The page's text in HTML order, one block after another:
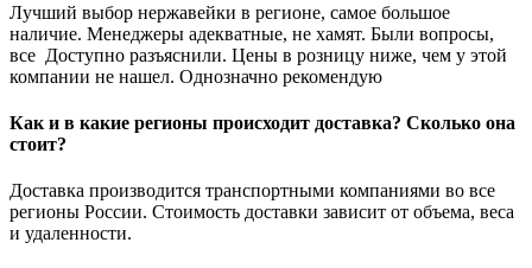
Лучший выбор нержавейки в регионе, самое большое
наличие. Менеджеры адекватные, не хамят. Были вопросы,
все Доступно разъяснили. Цены в розницу ниже, чем у этой
компании не нашел. Однозначно рекомендую
Как и в какие регионы происходит доставка? Сколько она
стоит?
Доставка производится транспортными компаниями во все
регионы России. Стоимость доставки зависит от объема, веса
и удаленности.